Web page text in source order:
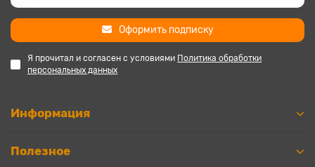
Оформить подписку
Я прочитал и согласен с условиями Политика обработки
персональных данных
Информация
Полезное